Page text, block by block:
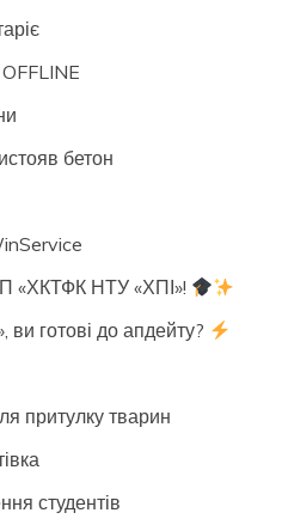
бетон
«ХКТФК НТУ «ХПІ»!
готові до апдейту?
притулку тварин
студентів